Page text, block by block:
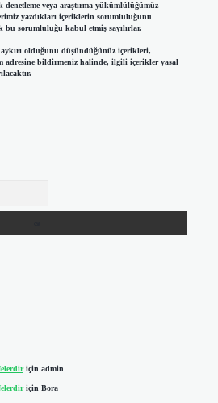
veya araştırma yükümlülüğümüz
yazdıkları içeriklerin sorumluluğunu
bu sorumluluğu kabul etmiş sayılırlar.
olduğunu düşündüğünüz içerikleri,
adresine bildirmeniz halinde, ilgili içerikler yasal
için admin
için Bora